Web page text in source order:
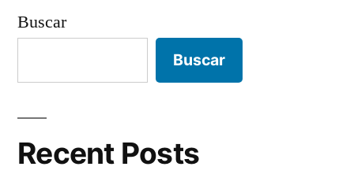
Buscar
Buscar
Recent Posts